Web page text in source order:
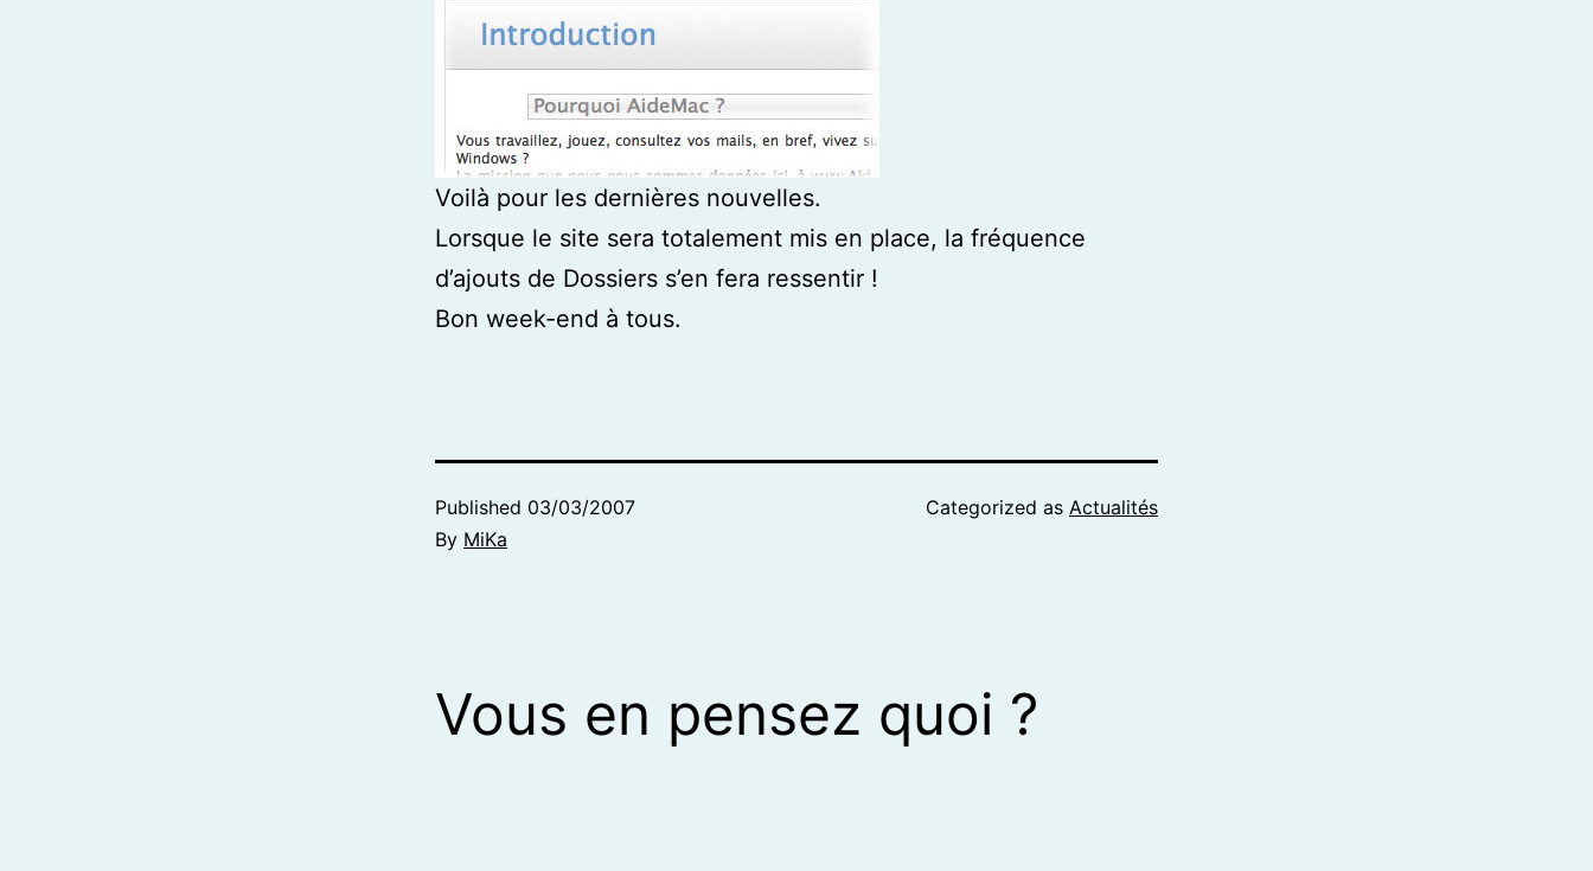
Voilà pour les dernières nouvelles.
Lorsque le site sera totalement mis en place, la fréquence
d’ajouts de Dossiers s’en fera ressentir !
Bon week-end à tous.
Published 03/03/2007
By MiKa
Categorized as Actualités
Vous en pensez quoi ?